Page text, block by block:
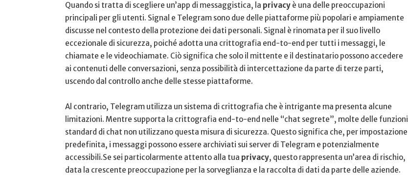
Quando si tratta di scegliere un’app di messaggistica, la privacy è una delle preoccupazioni
principali per gli utenti. Signal e ⁢Telegram sono due ⁣delle piattaforme ‌più popolari e ampiamente
discusse nel contesto della protezione dei dati personali.​ Signal è rinomata per⁢ il suo livello
eccezionale di sicurezza, poiché⁢ adotta una crittografia end-to-end per tutti i messaggi, le
chiamate e le videochiamate. Ciò significa che⁤ solo il mittente e il destinatario possono accedere
ai contenuti delle conversazioni, senza possibilità di​ intercettazione da parte di ​terze parti,
uscendo dal controllo anche delle stesse piattaforme.
Al contrario, Telegram utilizza un sistema di crittografia ​che è intrigante ma presenta alcune
limitazioni. Mentre supporta la crittografia end-to-end nelle “chat segrete”, molte delle funzioni
standard di chat non utilizzano questa misura di sicurezza. Questo significa che, per impostazione
predefinita, i messaggi ‌possono essere archiviati sui server di Telegram e​ potenzialmente
accessibili.Se sei particolarmente attento⁢ alla tua privacy, questo​ rappresenta ⁣un’area di rischio,
data la crescente preoccupazione per la sorveglianza e la raccolta di ​dati da parte delle aziende.